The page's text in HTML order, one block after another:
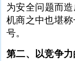
为安全问题而
机商之中也堪
号。
第二、以竞争